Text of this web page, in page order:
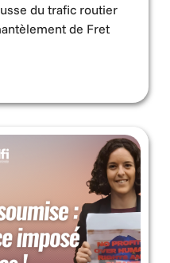
du trafic routier
de Fret